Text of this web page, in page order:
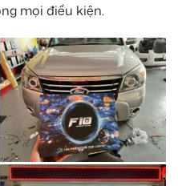
mọi điều kiện.